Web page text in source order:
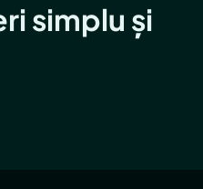
simplu și